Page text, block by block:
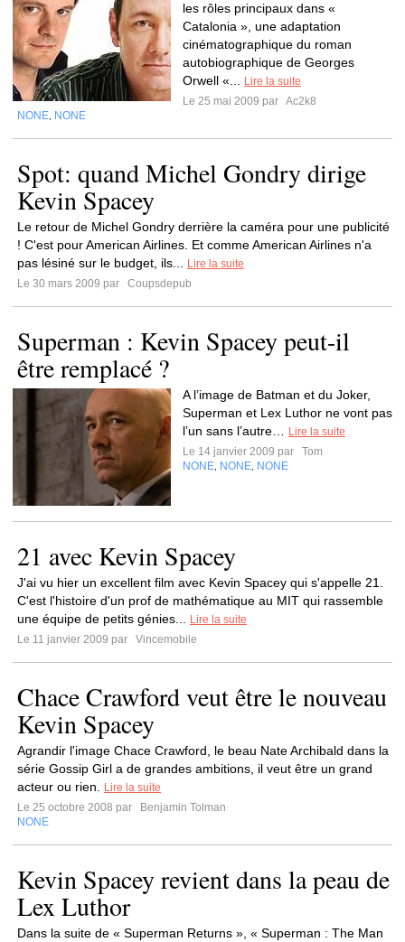
les rôles principaux dans «
Catalonia », une adaptation
cinématographique du roman
autobiographique de Georges
Orwell «...
Lire la suite
Le 25 mai 2009 par Ac2k8
NONE NONE
Spot: quand Michel Gondry dirige
Kevin Spacey
Le retour de Michel Gondry derrière la caméra pour une publicité
! C'est pour American Airlines. Et comme American Airlines n'a
pas lésiné sur le budget, ils...
Lire la suite
Le 30 mars 2009 par
Coupsdepub
Superman : Kevin Spacey peut-il
être remplacé ?
A l’image de Batman et du Joker,
Superman et Lex Luthor ne vont pas
l’un sans l’autre…
Lire la suite
Le 14 janvier 2009 par
Tom
NONE NONE NONE
21 avec Kevin Spacey
J'ai vu hier un excellent film avec Kevin Spacey qui s'appelle 21.
C'est l'histoire d'un prof de mathématique au MIT qui rassemble
une équipe de petits génies...
Lire la suite
Le 11 janvier 2009 par
Vincemobile
Chace Crawford veut être le nouveau
Kevin Spacey
Agrandir l'image Chace Crawford, le beau Nate Archibald dans la
série Gossip Girl a de grandes ambitions, il veut être un grand
acteur ou rien.
Lire la suite
Le 25 octobre 2008 par
Benjamin Tolman
NONE
Kevin Spacey revient dans la peau de
Lex Luthor
Dans la suite de « Superman Returns », « Superman : The Man